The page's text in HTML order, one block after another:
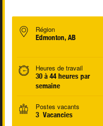
Région
Edmonton, AB
Heures de travail
30 à 44 heures par
semaine
Postes vacants
3 Vacancies